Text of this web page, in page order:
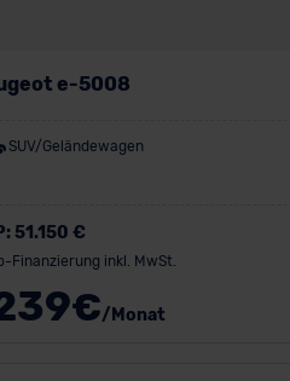
e-5008
SUV/Geländewagen
51.150 €
Finanzierung inkl. MwSt.
€/Monat